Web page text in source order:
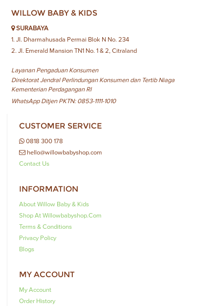
WILLOW BABY & KIDS
SURABAYA
1. Jl. Dharmahusada Permai Blok N No. 234
2. Jl. Emerald Mansion TN1 No. 1 & 2, Citraland
Layanan Pengaduan Konsumen
Direktorat Jendral Perlindungan Konsumen dan Tertib Niaga
Kementerian Perdagangan RI
WhatsApp Ditjen PKTN: 0853-1111-1010
CUSTOMER SERVICE
0818 300 178
hello@willowbabyshop.com
Contact Us
INFORMATION
About Willow Baby & Kids
Shop At Willowbabyshop.com
Terms & Conditions
Privacy Policy
Blogs
MY ACCOUNT
My Account
Order History